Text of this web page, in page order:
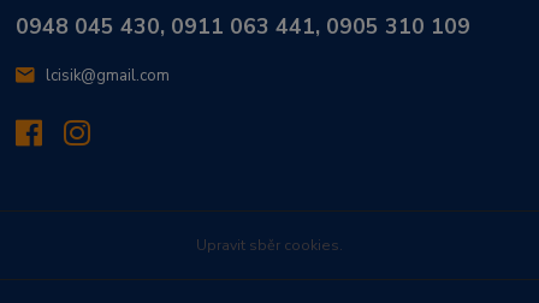
0948 045 430, 0911 063 441, 0905 310 109
lcisik@gmail.com
Upravit sběr cookies.